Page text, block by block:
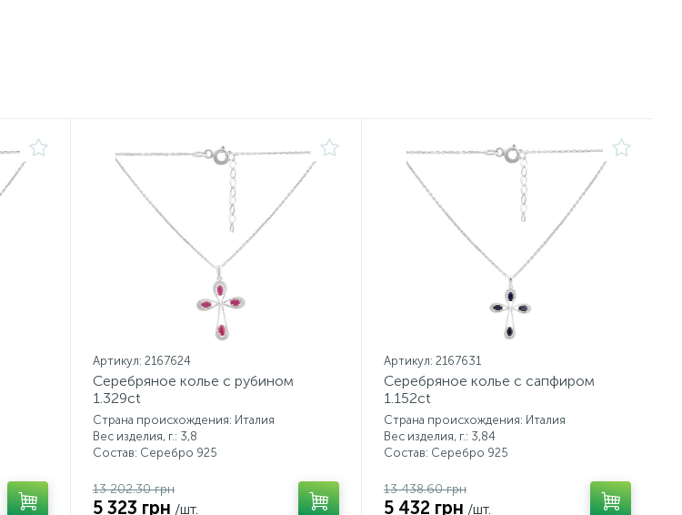
Артикул: 2167624
Серебряное колье с рубином
1.329ct
Страна происхождения: Италия
Вес изделия, г.: 3,8
Состав: Серебро 925
13 202.30 грн
5 323 грн /шт.
Артикул: 2167631
Серебряное колье с сапфиром
1.152ct
Страна происхождения: Италия
Вес изделия, г.: 3,84
Состав: Серебро 925
13 438.60 грн
5 432 грн /шт.